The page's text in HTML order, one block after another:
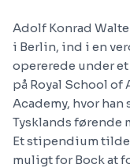
Adolf Konrad
i Berlin, ind i en
opererede under
på Royal School
Academy, hvor
Tysklands førende
Et stipendium
muligt for Bock at